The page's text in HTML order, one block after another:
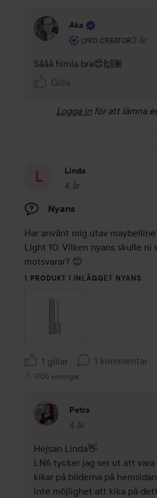
Aka
LYKO CREATOR
Användarens roll:3 år
Sååå himla bra😍🙌🏽
Gilla
Logga in för att lämna
Linda
4 år
Inlägget skapades 4 år
Nyans
Har använt mig utav
Light 10. Vilken nyans skulle ni
motsvarar? 😊
1 PRODUKT I INLÄGGET NYANS
1 gillar 1 kommentar
1706 visningar
Petra
4 år
Kommentaren lades 4
Hejsan Linda👋
LN6 tycker jag ser ut att vara
kikar på bilderna på
inte möjlighet att kika på